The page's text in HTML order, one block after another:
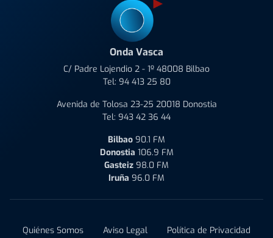
Onda Vasca
C/ Padre Lojendio 2 - 1º 48008 Bilbao
Tel: 94 413 25 80
Avenida de Tolosa 23-25 20018 Donostia
Tel: 943 42 36 44
Bilbao 90.1 FM
Donostia 106.9 FM
Gasteiz 98.0 FM
Iruña 96.0 FM
Quiénes Somos Aviso Legal
Política de Privacidad